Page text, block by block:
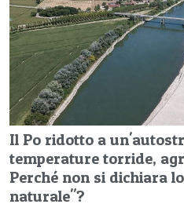
Il Po ridotto a
temperature torride,
Perché non si dichiara
naturale"?